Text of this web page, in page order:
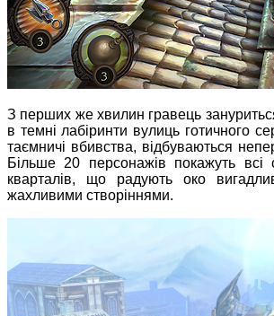
З перших же хвилин гравець
в темні лабіринти вулиць готичного
таємничі вбивства, відбуваються
Більше 20 персонажів покажуть всі
кварталів, що радують око
жахливими створіннями.